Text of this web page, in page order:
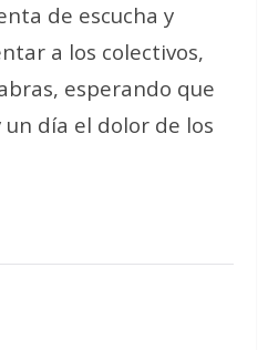
de escucha y
a los colectivos,
esperando que
día el dolor de los